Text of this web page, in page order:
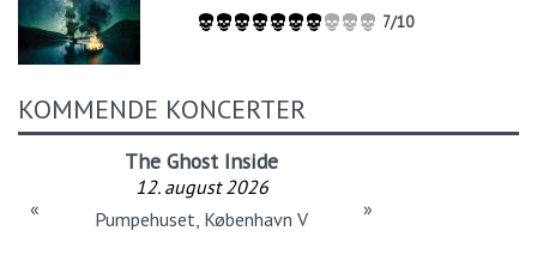
7/10
KOMMENDE KONCERTER
The Ghost Inside
12. august 2026
Pumpehuset, København V
« »